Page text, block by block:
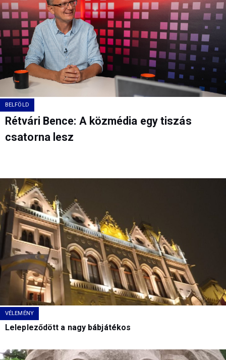
BELFÖLD
Rétvári Bence: A közmédia egy tiszás
csatorna lesz
VÉLEMÉNY
Lelepleződött a nagy bábjátékos